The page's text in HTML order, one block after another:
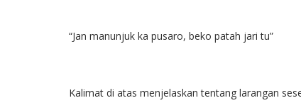
“Jan manunjuk ka pusaro, beko patah jari tu”
Kalimat di atas menjelaskan tentang larangan